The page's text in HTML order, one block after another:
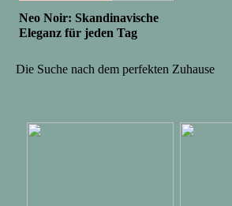
Neo Noir: Skandinavische
Eleganz für jeden Tag
Die Suche nach dem perfekten Zuhause